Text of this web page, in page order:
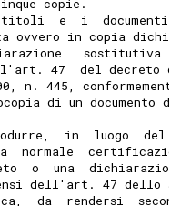
copie.
e  i
in copia
47  del decreto
n. 445,
di un
in  luogo  del
normale
o  una
dell'art. 47 dello
da  rendersi